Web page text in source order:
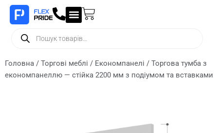
Головна / Торгові меблі / Економпанелі / Торгова тумба з
економпанеллю — стійка 2200 мм з подіумом та вставками